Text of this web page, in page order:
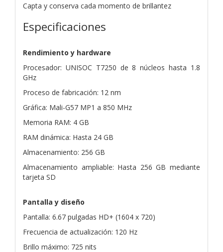
Capta y conserva cada momento de brillantez
Especificaciones
Rendimiento y hardware
Procesador: UNISOC T7250 de 8 núcleos hasta 1.8
GHz
Proceso de fabricación: 12 nm
Gráfica: Mali-G57 MP1 a 850 MHz
Memoria RAM: 4 GB
RAM dinámica: Hasta 24 GB
Almacenamiento: 256 GB
Almacenamiento ampliable: Hasta 256 GB mediante
tarjeta SD
Pantalla y diseño
Pantalla: 6.67 pulgadas HD+ (1604 x 720)
Frecuencia de actualización: 120 Hz
Brillo máximo: 725 nits